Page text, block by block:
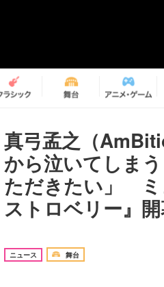
真弓孟之（
から泣いてしま
ただきたい」 ミ
ストロベリー』
ニュース 舞台